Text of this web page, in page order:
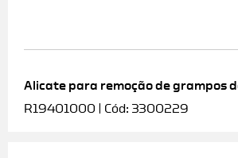
Alicate para remoção de grampos
R19401000 | Cód: 3300229